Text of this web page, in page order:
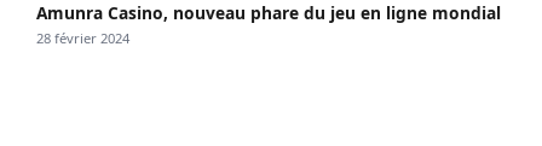
Amunra Casino, nouveau phare du jeu en ligne mondial
28 février 2024